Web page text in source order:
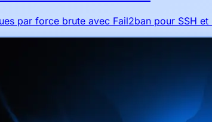
par force brute avec Fail2ban pour SSH et